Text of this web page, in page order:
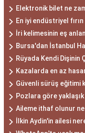
Elektronik bilet ne
En iyi endüstriyel
İri kelimesinin eş
Bursa'dan İstanbul
Rüyada Kendi Dişinin
Kazalarda en az
Güvenli sürüş eğitimi
Pozlara göre
Aileme ithaf olunur
İlkin Aydin'in ailesi